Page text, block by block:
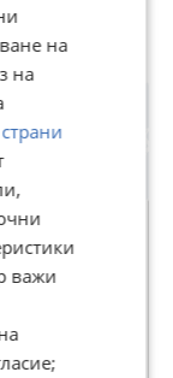
ч.
на
на
важи